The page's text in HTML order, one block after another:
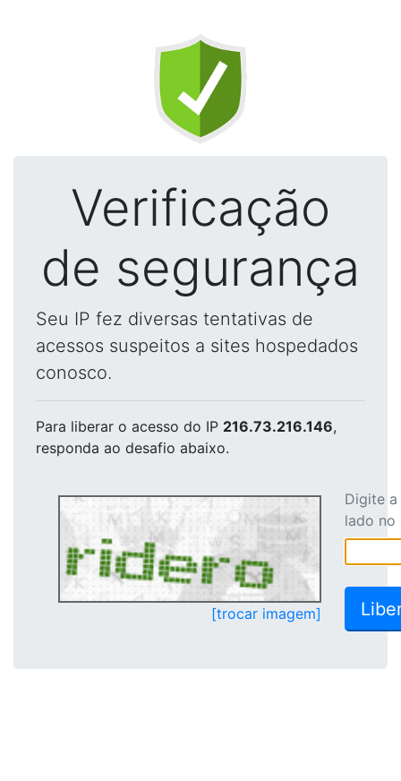
Verificação
de segurança
Seu IP fez diversas tentativas de
acessos suspeitos a sites hospedados
conosco.
Para liberar o acesso do IP 216.73.216.146,
responda ao desafio abaixo.
[trocar imagem]
Digite
lado no